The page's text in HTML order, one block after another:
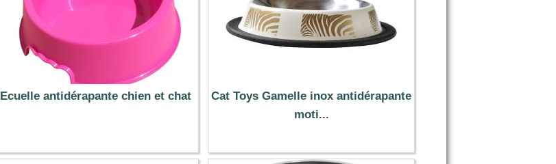
Ecuelle antidérapante chien et chat
3.99 €
Cat Toys Gamelle inox antidérapante
moti...
5.99 €